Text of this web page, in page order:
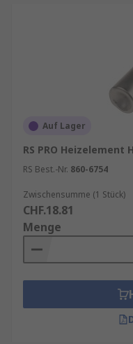
Kochgeräte
Wassereinsatz von
Heizkörpern
Heizkessel
Tauchsieder
Sie können auch für
Auf Lager
RS PRO Heizelement
RS Best.-Nr. 860-6754
Zwischensumme (1 Stück)
CHF.18.81
Menge